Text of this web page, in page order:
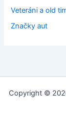
Veteráni a old
Značky aut
Copyright ©